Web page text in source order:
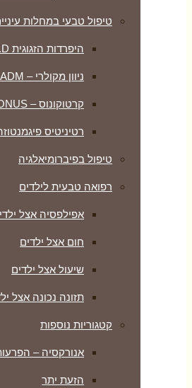
טיפול טבעי במחלות
היפרדות הזגוגית P.V.D
ניוון מקולרי – ADM
קרטוקונוס – KERATOCONUS
רטיניטיס
טיפול בפיברומיאלגיה
רפואה טבעית לילדים
אפילפסיה אצל
חום אצל ילדים
שיעול אצל ילדים
תזונה נכונה אצל
קטגוריות נוספות
אנורקסיה –
הזעת יתר